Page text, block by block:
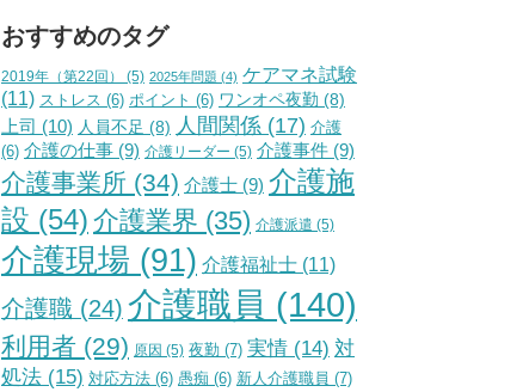
おすすめのタグ
2019年（第22回） (5) 2025年問題 (4) ケアマネ試験
(11) ストレス (6) ポイント (6) ワンオペ夜勤 (8)
上司 (10) 人員不足 (8) 人間関係 (17) 介護
(6) 介護の仕事 (9) 介護リーダー (5) 介護事件 (9)
介護事業所 (34) 介護士 (9) 介護施
設 (54) 介護業界 (35) 介護派遣 (5)
介護現場 (91) 介護福祉士 (11)
介護職 (24) 介護職員 (140)
利用者 (29) 原因 (5) 夜勤 (7) 実情 (14) 対
処法 (15) 対応方法 (6) 愚痴 (6) 新人介護職員 (7)